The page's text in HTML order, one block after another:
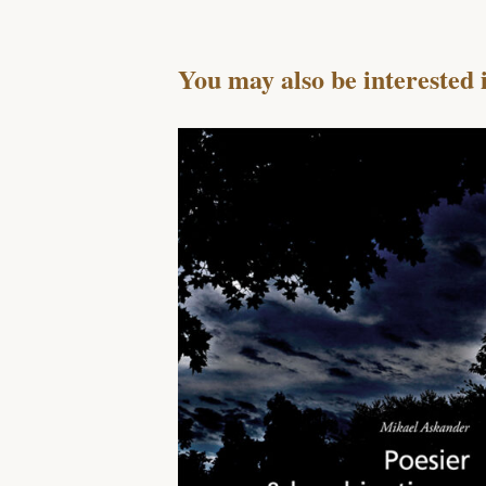
You may also be interested